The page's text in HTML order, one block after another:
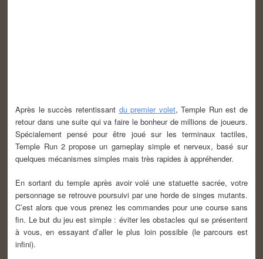
Après le succès retentissant du premier volet, Temple Run est de
retour dans une suite qui va faire le bonheur de millions de joueurs.
Spécialement pensé pour être joué sur les terminaux tactiles,
Temple Run 2 propose un gameplay simple et nerveux, basé sur
quelques mécanismes simples mais très rapides à appréhender.
En sortant du temple après avoir volé une statuette sacrée, votre
personnage se retrouve poursuivi par une horde de singes mutants.
C’est alors que vous prenez les commandes pour une course sans
fin. Le but du jeu est simple : éviter les obstacles qui se présentent
à vous, en essayant d’aller le plus loin possible (le parcours est
infini).